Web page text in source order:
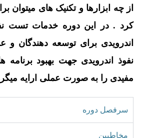
از چه ابزارها و تکنیک های میتوان
کرد . در این دوره خدمات تست
اندرویدی برای توسعه دهندگان و
نفوذ اندرویدی جهت بهبود
مفیدی را به صورت عملی ارایه
سرفصل دوره
مخاطبین